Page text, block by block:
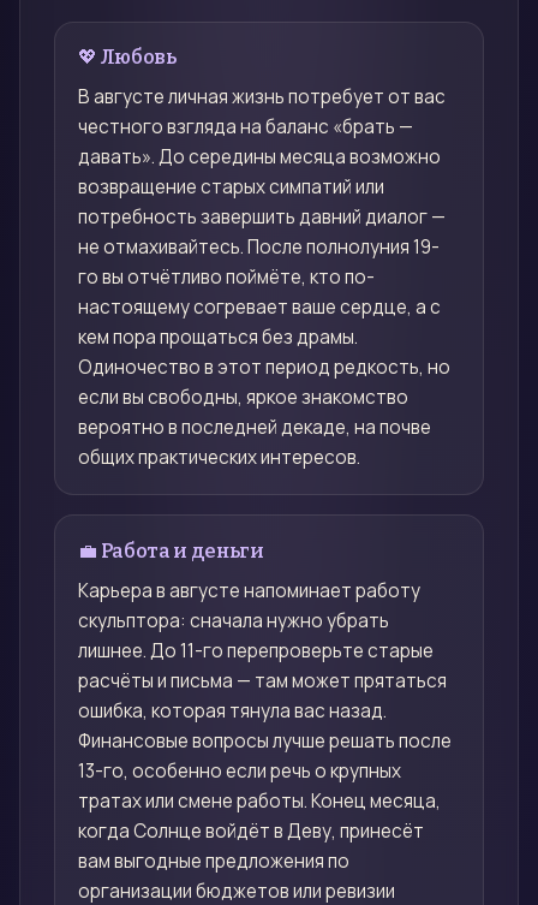
💖 Любовь
В августе личная жизнь потребует от вас
честного взгляда на баланс «брать —
давать». До середины месяца возможно
возвращение старых симпатий или
потребность завершить давний диалог —
не отмахивайтесь. После полнолуния 19-
го вы отчётливо поймёте, кто по-
настоящему согревает ваше сердце, а с
кем пора прощаться без драмы.
Одиночество в этот период редкость, но
если вы свободны, яркое знакомство
вероятно в последней декаде, на почве
общих практических интересов.
💼 Работа и деньги
Карьера в августе напоминает работу
скульптора: сначала нужно убрать
лишнее. До 11-го перепроверьте старые
расчёты и письма — там может прятаться
ошибка, которая тянула вас назад.
Финансовые вопросы лучше решать после
13-го, особенно если речь о крупных
тратах или смене работы. Конец месяца,
когда Солнце войдёт в Деву, принесёт
вам выгодные предложения по
организации бюджетов или ревизии